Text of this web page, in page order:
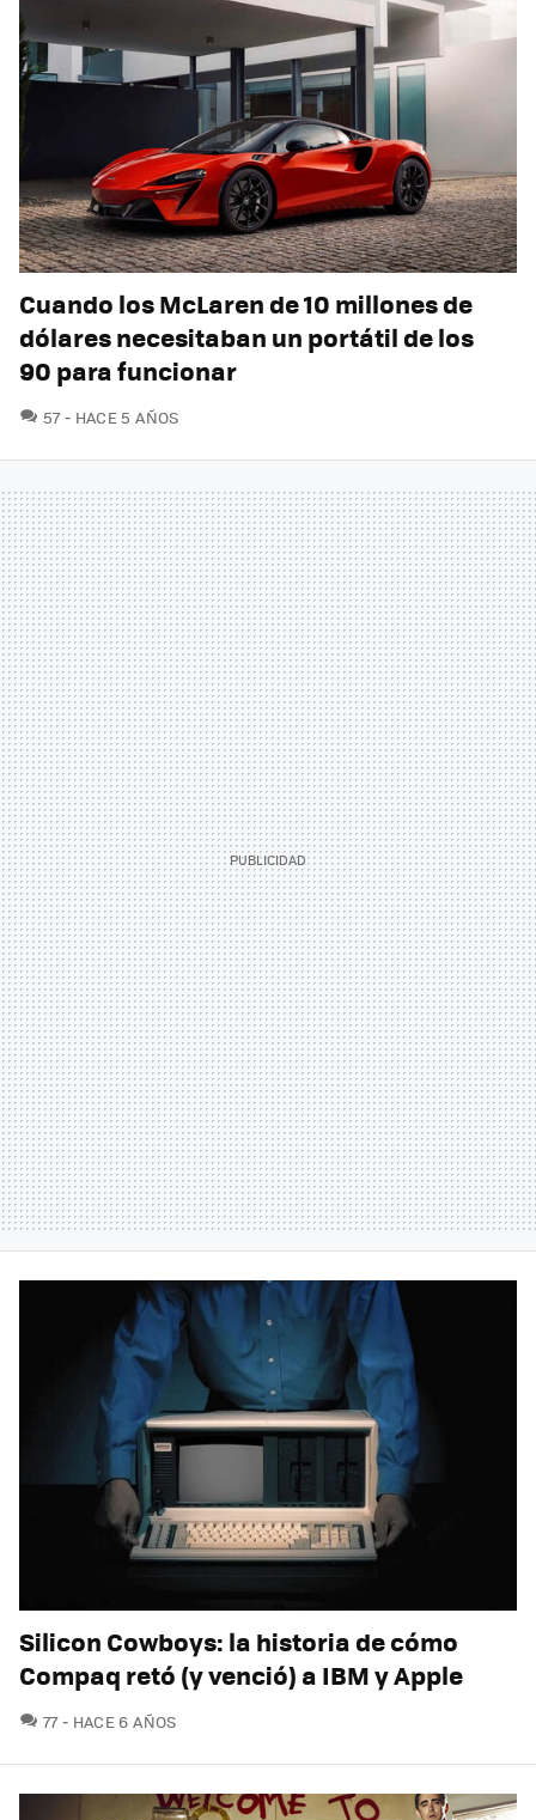
Cuando los McLaren de 10 millones de
dólares necesitaban un portátil de los
90 para funcionar
57COMENTARIOS
HACE 5 AÑOS
Silicon Cowboys: la historia de cómo
Compaq retó (y venció) a IBM y Apple
77COMENTARIOS
HACE 6 AÑOS